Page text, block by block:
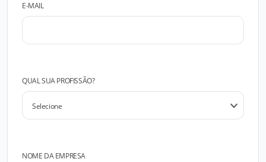
E-MAIL
QUAL SUA PROFISSÃO?
NOME DA EMPRESA